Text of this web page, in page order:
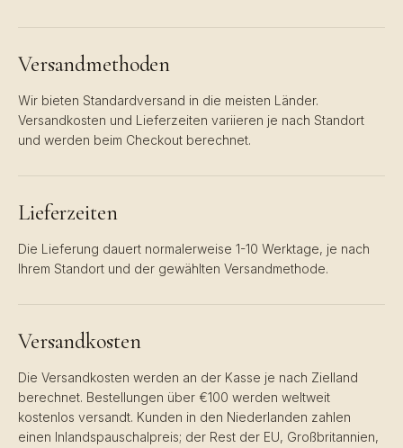
Versandmethoden
Wir bieten Standardversand in die meisten Länder.
Versandkosten und Lieferzeiten variieren je nach Standort
und werden beim Checkout berechnet.
Lieferzeiten
Die Lieferung dauert normalerweise 1-10 Werktage, je nach
Ihrem Standort und der gewählten Versandmethode.
Versandkosten
Die Versandkosten werden an der Kasse je nach Zielland
berechnet. Bestellungen über €100 werden weltweit
kostenlos versandt. Kunden in den Niederlanden zahlen
einen Inlandspauschalpreis; der Rest der EU, Großbritannien,